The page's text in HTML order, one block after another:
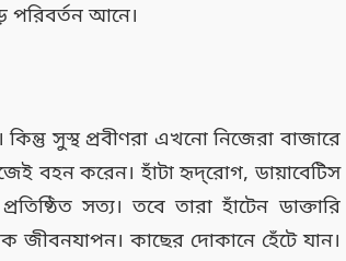
পরিবর্তন আনে।
সুস্থ প্রবীণরা এখনো নিজেরা বাজারে
বহন করেন। হাঁটা হৃদ্‌রোগ, ডায়াবেটিস
সত্য। তবে তারা হাঁটেন ডাক্তারি
জীবনযাপন। কাছের দোকানে হেঁটে যান।